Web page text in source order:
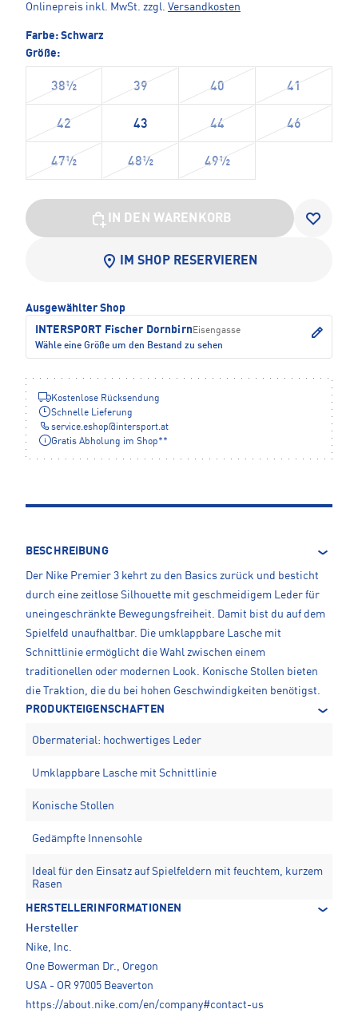
Onlinepreis inkl. MwSt. zzgl. Versandkosten
Farbe: Schwarz
Größe:
38½ 39 40 41
42 43 44 46
47½ 48½ 49½
IN DEN WARENKORB
IM SHOP RESERVIEREN
Ausgewählter Shop
INTERSPORT Fischer Dornbirn Eisengasse
Wähle eine Größe um den Bestand zu sehen
Kostenlose Rücksendung
Schnelle Lieferung
service.eshop@ intersport.at
Gratis Abholung im Shop**
BESCHREIBUNG
Der Nike Premier 3 kehrt zu den Basics zurück und besticht
durch eine zeitlose Silhouette mit geschmeidigem Leder für
uneingeschränkte Bewegungsfreiheit. Damit bist du auf dem
Spielfeld unaufhaltbar. Die umklappbare Lasche mit
Schnittlinie ermöglicht die Wahl zwischen einem
traditionellen oder modernen Look. Konische Stollen bieten
die Traktion, die du bei hohen Geschwindigkeiten benötigst.
PRODUKTEIGENSCHAFTEN
Obermaterial: hochwertiges Leder
Umklappbare Lasche mit Schnittlinie
Konische Stollen
Gedämpfte Innensohle
Ideal für den Einsatz auf Spielfeldern mit feuchtem, kurzem
Rasen
HERSTELLERINFORMATIONEN
Hersteller
Nike, Inc.
One Bowerman Dr., Oregon
USA - OR 97005 Beaverton
https://about.nike.com/en/company#contact-us